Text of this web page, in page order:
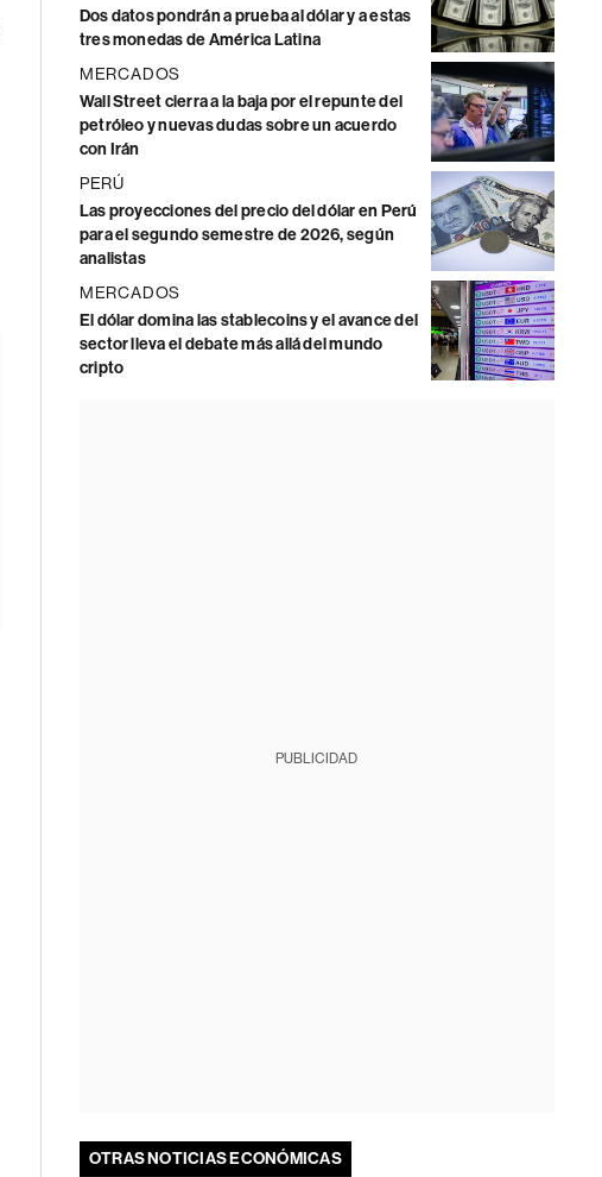
Dos datos pondrán a prueba al dólar y a estas
tres monedas de América Latina
MERCADOS
Wall Street cierra a la baja por el repunte del
petróleo y nuevas dudas sobre un acuerdo
con Irán
PERÚ
Las proyecciones del precio del dólar en Perú
para el segundo semestre de 2026, según
analistas
MERCADOS
El dólar domina las stablecoins y el avance del
sector lleva el debate más allá del mundo
cripto
PUBLICIDAD
OTRAS NOTICIAS ECONÓMICAS